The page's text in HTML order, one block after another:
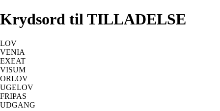
Krydsord til TILLADELSE
LOV
VENIA
EXEAT
VISUM
ORLOV
UGELOV
FRIPAS
UDGANG